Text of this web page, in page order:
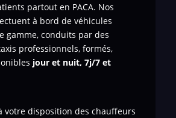
partout en PACA. Nos
à bord de véhicules
gamme, conduits par des
professionnels, formés,
jour et nuit, 7j/7 et
votre disposition des chauffeurs